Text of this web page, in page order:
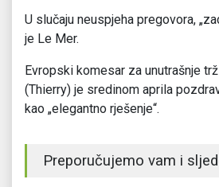
U slučaju neuspjeha pregovora,
je Le Mer.
Evropski komesar za unutrašnje
(Thierry) je sredinom aprila
kao „elegantno rješenje“.
Preporučujemo vam i